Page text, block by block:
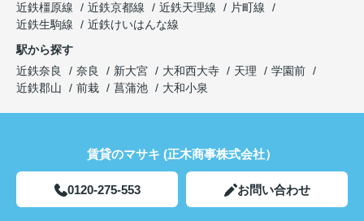
近鉄橿原線
近鉄京都線 近鉄天理線
片町線
近鉄生駒線
近鉄けいはんな線
駅から探す
近鉄奈良
奈良 新大宮 大和西大寺 天理
学園前
近鉄郡山
前栽 菖蒲池 大和小泉
賃貸のマサキ (正木商事株式会社）
0120-275-553 お問い合わせ